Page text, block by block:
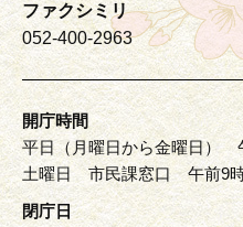
ファクシミリ
052-400-2963
開庁時間
平日（月曜日から金曜日）
土曜日 市民課窓口 午前9
閉庁日